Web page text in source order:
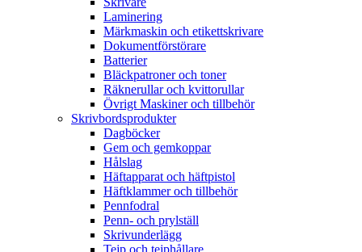
Laminering
Märkmaskin och etikettskrivare
Dokumentförstörare
Batterier
Bläckpatroner och toner
Räknerullar och kvittorullar
Övrigt Maskiner och tillbehör
Skrivbordsprodukter
Dagböcker
Gem och gemkoppar
Hålslag
Häftapparat och häftpistol
Häftklammer och tillbehör
Pennfodral
Penn- och prylställ
Skrivunderlägg
Tejp och tejphållare